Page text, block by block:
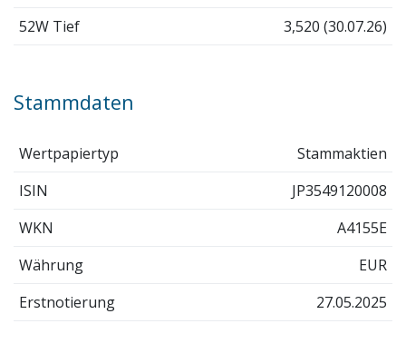
52W Tief
3,520 (30.07.26)
Stammdaten
Wertpapiertyp
Stammaktien
ISIN
JP3549120008
WKN
A4155E
Währung
EUR
Erstnotierung
27.05.2025